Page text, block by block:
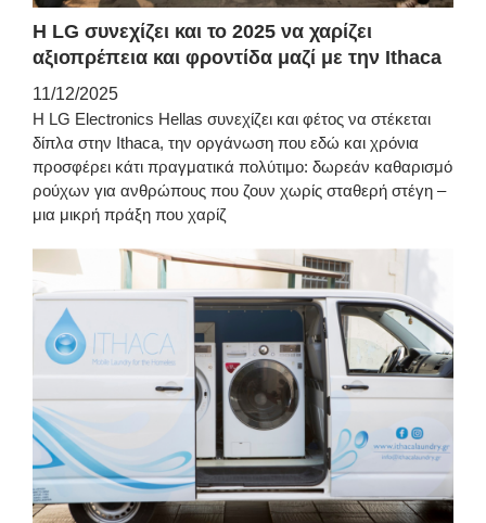
Η LG συνεχίζει και το 2025 να χαρίζει
αξιοπρέπεια και φροντίδα μαζί με την Ithaca
11/12/2025
Η LG Electronics Hellas συνεχίζει και φέτος να στέκεται
δίπλα στην Ithaca, την οργάνωση που εδώ και χρόνια
προσφέρει κάτι πραγματικά πολύτιμο: δωρεάν καθαρισμό
ρούχων για ανθρώπους που ζουν χωρίς σταθερή στέγη –
μια μικρή πράξη που χαρίζ